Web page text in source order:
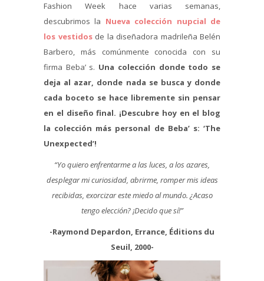
Fashion Week hace varias semanas,
descubrimos la Nueva colección nupcial de
los vestidosde la diseñadora madrileña Belén
Barbero, más comúnmente conocida con su
firma Beba’ s. Una colección donde todo se
deja al azar, donde nada se busca y donde
cada boceto se hace libremente sin pensar
en el diseño final. ¡Descubre hoy en el blog
la colección más personal de Beba’ s: ‘The
Unexpected’!
“Yo quiero enfrentarme a las luces, a los azares,
desplegar mi curiosidad, abrirme, romper mis ideas
recibidas, exorcizar este miedo al mundo. ¿Acaso
tengo elección? ¡Decido que sí!”
-Raymond Depardon, Errance, Éditions du
Seuil, 2000-